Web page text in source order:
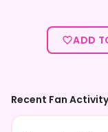
ADD
Recent Fan Activity